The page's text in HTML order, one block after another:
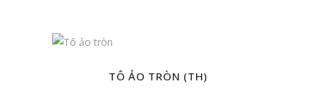
TÔ ẢO TRÒN (TH)